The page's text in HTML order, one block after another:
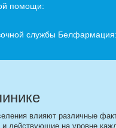
помощи:
службы Белфармация:
влияют различные